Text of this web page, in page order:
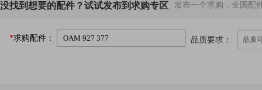
没找到想要的配件？试试发布到求购专区 发布一个求购，全国配
*求购配件： 品质要求： 品质